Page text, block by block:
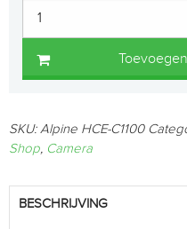
SKU:Alpine HCE-C1100
Shop, Camera
BESCHRIJVING